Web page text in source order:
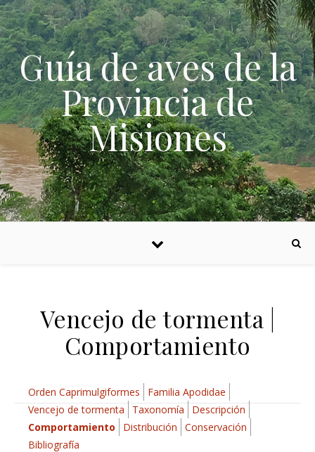
Skip to content
Guía de aves de la
Provincia de
Misiones
Vencejo de tormenta |
Comportamiento
Orden Caprimulgiformes
Familia Apodidae
Vencejo de tormenta
Taxonomía
Descripción
Comportamiento
Distribución
Conservación
Bibliografía